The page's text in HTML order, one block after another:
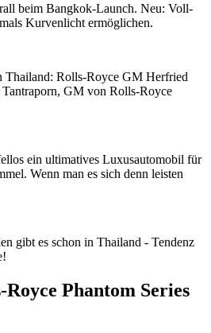
beim Bangkok-Launch. Neu: Voll-
Kurvenlicht ermöglichen.
Thailand: Rolls-Royce GM Herfried
GM von Rolls-Royce
ein ultimatives Luxusautomobil für
Wenn man es sich denn leisten
gibt es schon in Thailand - Tendenz
Phantom Series